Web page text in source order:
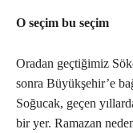
O seçim bu seçim
Oradan geçtiğimiz
sonra Büyükşehir’e
Soğucak, geçen
bir yer. Ramazan